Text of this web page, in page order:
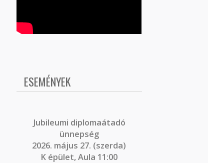
ESEMÉNYEK
Jubileumi diplomaátadó
ünnepség
2026. május 27. (szerda)
K épület, Aula 11:00